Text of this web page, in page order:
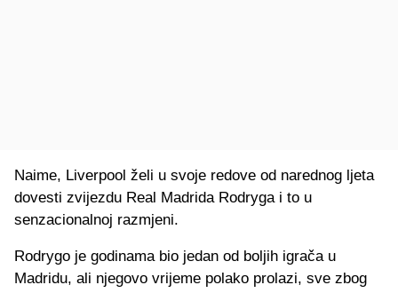
Naime, Liverpool želi u svoje redove od narednog ljeta
dovesti zvijezdu Real Madrida Rodryga i to u
senzacionalnoj razmjeni.
Rodrygo je godinama bio jedan od boljih igrača u
Madridu, ali njegovo vrijeme polako prolazi, sve zbog